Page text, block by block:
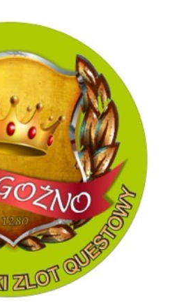
magazynie
SZCZEGÓŁY